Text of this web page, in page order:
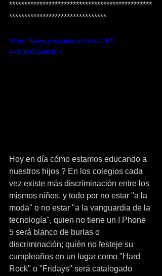
***********************************************
********************************
https://www.youtube.com/watch?
v=tcbW5Emsd_c
Hoy en día cómo estamos educando a
nuestros hijos ? En los colegios cada
vez existe más discriminación entre los
mismos niños, y todo por no estar "a la
moda" o no estar "a la vanguardia de la
tecnología", quien no tiene un I Phone
5 será blanco de burlas o
discriminación; quién no festeje su
cumpleaños en un lugar como "Hard
Rock" o "Fridays" será catalogado